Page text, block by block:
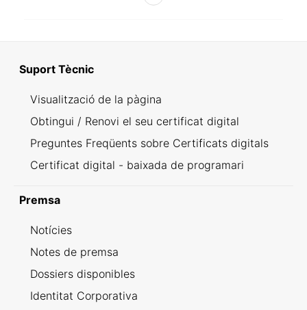
Suport Tècnic
Visualització de la pàgina
Obtingui / Renovi el seu certificat digital
Preguntes Freqüents sobre Certificats digitals
Certificat digital - baixada de programari
Premsa
Notícies
Notes de premsa
Dossiers disponibles
Identitat Corporativa